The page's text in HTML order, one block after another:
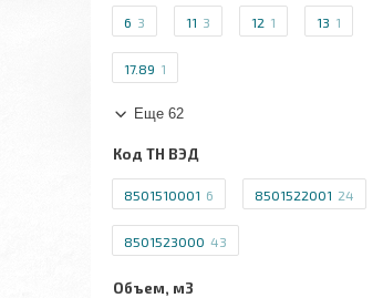
6 3 11 3 12 1 13 1
17.89 1
Еще 62
Код ТН ВЭД
8501510001 6 8501522001 24
8501523000 43
Объем, м3